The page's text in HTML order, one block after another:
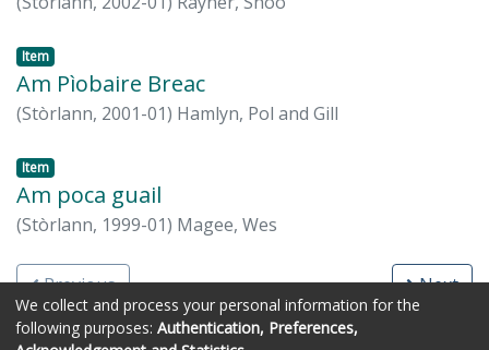
Item
Am Pìobaire Breac
(Stòrlann, 2001-01) Hamlyn, Pol and Gill
Item
Am poca guail
(Stòrlann, 1999-01) Magee, Wes
Previous Next
We collect and process your personal information for the
following purposes: Authentication, Preferences,